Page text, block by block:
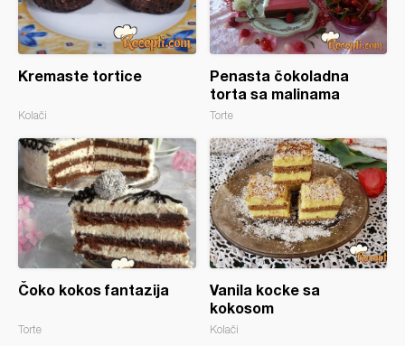
Kremaste tortice
Kolači
Penasta čokoladna
torta sa malinama
Torte
Čoko kokos fantazija
Torte
Vanila kocke sa
kokosom
Kolači